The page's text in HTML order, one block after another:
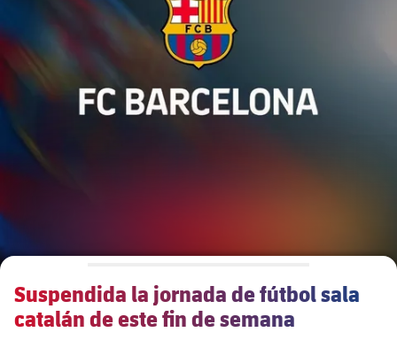
chevron-right
label.aria.chevronright
Órganos
Más que un club
Masia 360
Década a década
Suspendida la jornada de fútbol sala
catalán de este fin de semana